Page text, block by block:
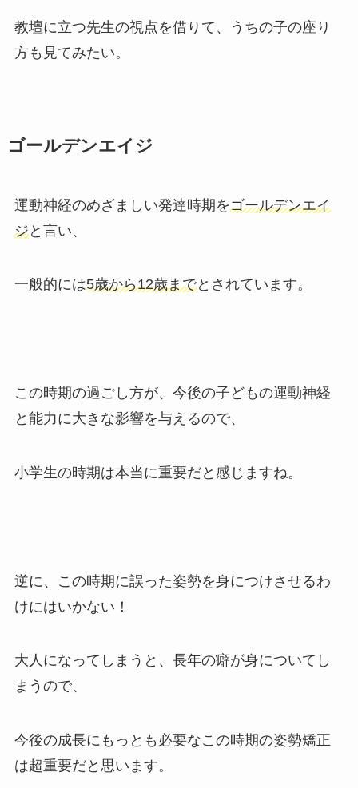
教壇に立つ先生の視点を借りて、うちの子の座り
方も見てみたい。
ゴールデンエイジ
運動神経のめざましい発達時期をゴールデンエイ
ジと言い、
一般的には5歳から12歳までとされています。
この時期の過ごし方が、今後の子どもの運動神経
と能力に大きな影響を与えるので、
小学生の時期は本当に重要だと感じますね。
逆に、
この時期に誤った姿勢を身につけさせるわ
けにはいかない！
大人になってしまうと、長年の癖が身についてし
まうので、
今後の成長にもっとも必要なこの時期の姿勢矯正
は超重要だと思います。